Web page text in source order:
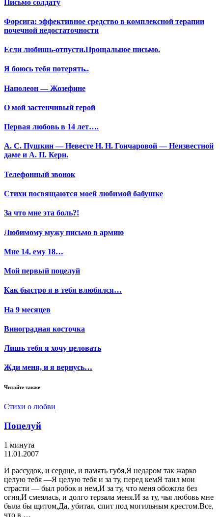
Письмо солдату
Форсига: эффективное средство в комплексной терапии
почечной недостаточности
Если любишь-отпусти.Прощальное письмо.
Я боюсь тебя потерять..
Наполеон — Жозефине
О мой застенчивый герой
Первая любовь в 14 лет….
А. С. Пушкин — Невесте Н. Н. Гончаровой — Неизвестной
даме и А. П. Керн.
Телефонный звонок
Стихи посвящаются моей любимой бабушке
За что мне эта боль?!
Любимому мужу письмо в армию
Мне 14, ему 18…
Мой первый поцелуй
Как быстро я в тебя влюбился…
На 9 месяцев
Виноградная косточка
Лишь тебя я хочу целовать
Жди меня, и я вернусь…
Читайте также
Стихи о любви
Поцелуй
1 минута
11.01.2007
И рассудок, и сердце, и память губя,Я недаром так жарко
целую тебя —Я целую тебя и за ту, перед кемЯ таил мои
страсти — был робок и нем,И за ту, что меня обожгла без
огня,И смеялась, и долго терзала меня.И за ту, чья любовь мне
была бы щитом,Да, убитая, спит под могильным крестом.Все,
что в …